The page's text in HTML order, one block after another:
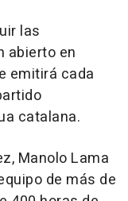
las
abierto en
emitirá cada
catalana.
Manolo Lama
de más de